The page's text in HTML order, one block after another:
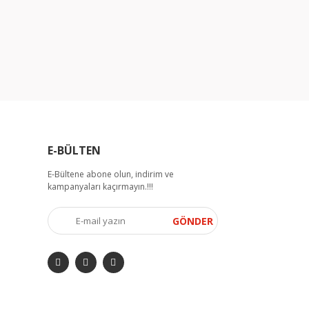
E-BÜLTEN
E-Bültene abone olun, indirim ve
kampanyaları kaçırmayın.!!!
GÖNDER